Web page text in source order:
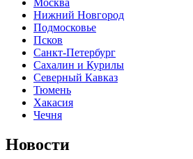
Москва
Нижний Новгород
Подмосковье
Псков
Санкт-Петербург
Сахалин и Курилы
Северный Кавказ
Тюмень
Хакасия
Чечня
Новости